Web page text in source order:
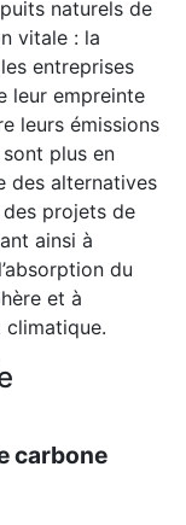
naturels de
vitale : la
entreprises
leur empreinte
leurs émissions
plus en
des alternatives
projets de
ainsi à
du
et à
climatique.
carbone